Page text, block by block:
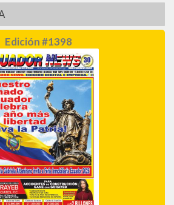
Edición #1398